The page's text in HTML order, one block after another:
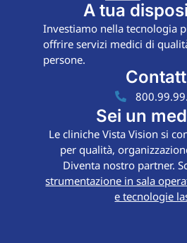
A tua
Investiamo nella tecnologia
offrire servizi medici di
persone.
Sei un
Le cliniche Vista Vision si
per qualità,
Diventa nostro partner.
strumentazione in sala
e tecnologie